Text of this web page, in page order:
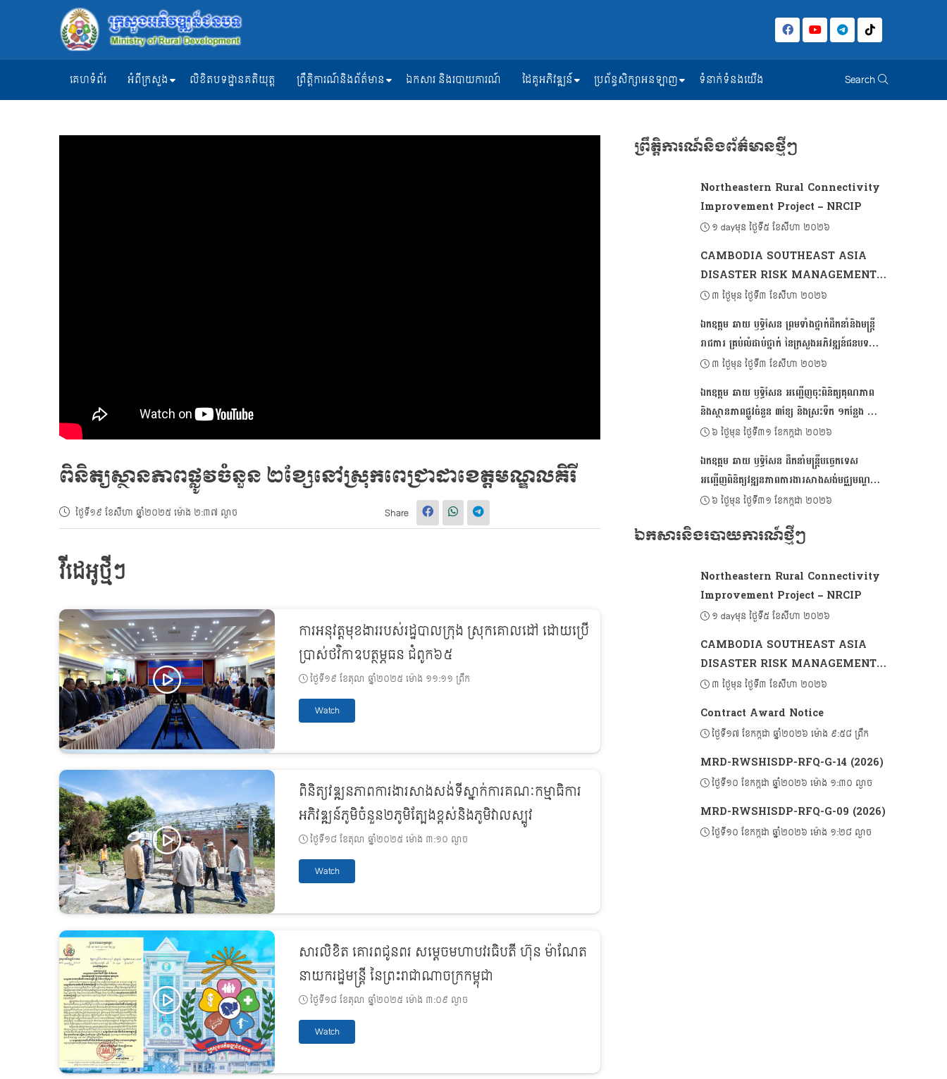
គេហទំព័រ អំពីក្រសួង លិខិតបទដ្ឋានគតិយុត្ត ព្រឹត្តិការណ៍និងព័ត៌មាន ឯកសារ និងរបាយការណ៍ ដៃគូអភិវឌ្ឍន៍ ប្រព័ន្ធសិក្សាអនឡាញ ទំនាក់ទំនងយើង Search
ពិនិត្យស្ថានភាពផ្លូវចំនួន ២ខ្សែនៅស្រុកពេជ្រាដាខេត្តមណ្ឌលគិរី
ថ្ងៃទី១៩ ខែសីហា ឆ្នាំ២០២៥ ម៉ោង ២:៣៧ ល្ងាច Share
វីដេអូថ្មីៗ
ការអនុវត្តមុខងាររបស់រដ្ឋបាលក្រុង ស្រុកគោលដៅ ដោយប្រើ
ប្រាស់ថវិកាឧបត្ថម្ភធន ជំពូក៦៥
ថ្ងៃទី១៩ ខែតុលា ឆ្នាំ២០២៥ ម៉ោង ១១:១១ ព្រឹក
Watch
ពិនិត្យវឌ្ឍនភាពការងារសាងសង់ទីស្នាក់ការគណៈកម្មាធិការ
អភិវឌ្ឍន៍ភូមិចំនួន២ភូមិត្បែងខ្ពស់និងភូមិវាលស្បូវ
ថ្ងៃទី១៨ ខែតុលា ឆ្នាំ២០២៥ ម៉ោង ៣:១០ ល្ងាច
Watch
សារលិខិត គោរពជូនពរ សម្តេចមហាបវរធិបតី ហ៊ុន ម៉ាណែត
នាយករដ្ឋមន្ត្រី នៃព្រះរាជាណាចក្រកម្ពុជា
ថ្ងៃទី១៨ ខែតុលា ឆ្នាំ២០២៥ ម៉ោង ៣:០៩ ល្ងាច
Watch
ព្រឹត្តិការណ៍និងព័ត៌មានថ្មីៗ
Northeastern Rural Connectivity
Improvement Project – NRCIP
១ dayមុន ថ្ងៃទី៥ ខែសីហា ២០២៦
CAMBODIA SOUTHEAST ASIA
DISASTER RISK MANAGEMENT
PROJECT 2 (CSADRM-2)
៣ ថ្ងៃមុន ថ្ងៃទី៣ ខែសីហា ២០២៦
ឯកឧត្ដម ឆាយ ឫទ្ធិសែន ព្រមទាំងថ្នាក់ដឹកនាំនិងមន្ត្រី
រាជការ គ្រប់លំដាប់ថ្នាក់ នៃក្រសួងអភិវឌ្ឍន៍ជនបទ
ផ្ញើសារលិខិតជូនពរ គោរពជូនសម្តេចអគ្គមហា
សេនាបតីតេជោ ហ៊ុន សែន ប្រធានព្រឹទ្ធសភា និងជា
ប្រធានក្រុមឧត្តមប្រឹក្សាផ្ទាល់ព្រះមហាក្សត្រ នៃ
ព្រះរាជាណាចក្រកម្ពុជា ក្នុងឱកាសដ៏មហានក្ខត្តឫក្ស
នៃខួបចម្រើនជន្មាយុគម្រប់៧៤ ឈានចូល ៧៥ឆ្នាំ
៣ ថ្ងៃមុន ថ្ងៃទី៣ ខែសីហា ២០២៦
ឯកឧត្ដម ឆាយ ឫទ្ធិសែន អញ្ជើញចុះពិនិត្យគុណភាព
និងស្ថានភាពផ្លូវចំនួន ៣ខ្សែ និងស្រះទឹក ១កន្លែង នៅ
ក្នុងខេត្តតាកែវ
៦ ថ្ងៃមុន ថ្ងៃទី៣១ ខែកក្កដា ២០២៦
ឯកឧត្តម ឆាយ ឫទ្ធិសែន ដឹកនាំមន្ដ្រីបច្ចេកទេស
អញ្ជើញពិនិត្យវឌ្ឍនភាពការងារសាងសង់មជ្ឈមណ្ឌល
អភិវឌ្ឍន៍សហគមន៍ និងហេដ្ឋារចនាសម្ព័ន្ធនានា នៅក្នុង
៦ ថ្ងៃមុន ថ្ងៃទី៣១ ខែកក្កដា ២០២៦
ឯកសារនិងរបាយការណ៍ថ្មីៗ
Northeastern Rural Connectivity
Improvement Project – NRCIP
១ dayមុន ថ្ងៃទី៥ ខែសីហា ២០២៦
CAMBODIA SOUTHEAST ASIA
DISASTER RISK MANAGEMENT
PROJECT 2 (CSADRM-2)
៣ ថ្ងៃមុន ថ្ងៃទី៣ ខែសីហា ២០២៦
Contract Award Notice
ថ្ងៃទី១៧ ខែកក្កដា ឆ្នាំ២០២៦ ម៉ោង ៩:៥៨ ព្រឹក
MRD-RWSHISDP-RFQ-G-14 (2026)
ថ្ងៃទី១០ ខែកក្កដា ឆ្នាំ២០២៦ ម៉ោង ១:៣០ ល្ងាច
MRD-RWSHISDP-RFQ-G-09 (2026)
ថ្ងៃទី១០ ខែកក្កដា ឆ្នាំ២០២៦ ម៉ោង ១:២៨ ល្ងាច